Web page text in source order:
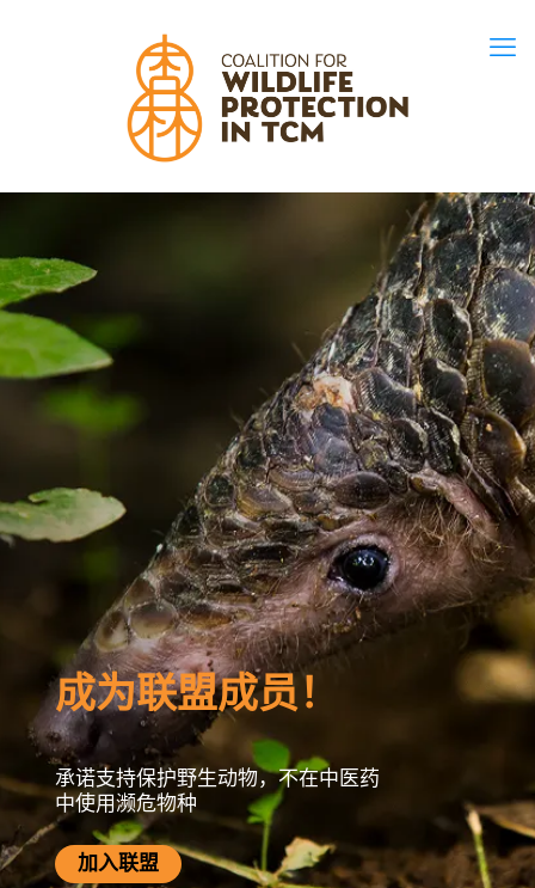
成为联盟成员！
承诺支持保护野生动物，不在中医药
中使用濒危物种
加入联盟